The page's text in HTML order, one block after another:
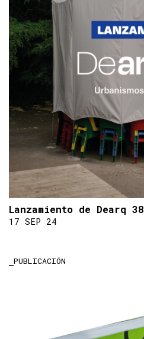
Lanzamiento de Dearq 38
17 SEP 24
PUBLICACIÓN